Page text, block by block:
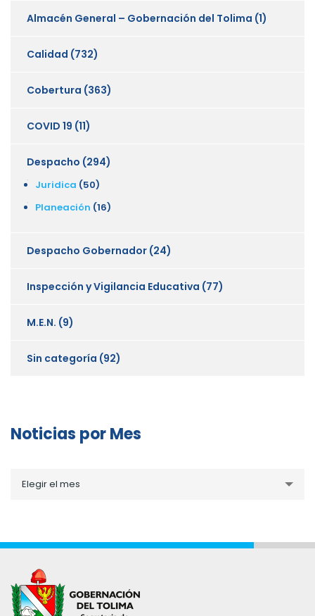
Almacén General – Gobernación del Tolima (1)
Calidad (732)
Cobertura (363)
COVID 19 (11)
Despacho (294)
Juridica (50)
Planeación (16)
Despacho Gobernador (24)
Inspección y Vigilancia Educativa (77)
M.E.N. (9)
Sin categoría (92)
Noticias por Mes
porElegir el mes